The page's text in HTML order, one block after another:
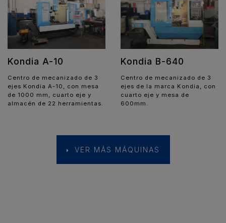
Kondia A-10
Centro de mecanizado de 3
ejes Kondia A-10, con mesa
de 1000 mm, cuarto eje y
almacén de 22 herramientas.
Kondia B-640
Centro de mecanizado de 3
ejes de la marca Kondia, con
cuarto eje y mesa de
600mm.
VER MÁS MÁQUINAS